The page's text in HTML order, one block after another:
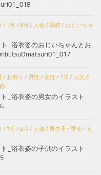
/ 7月 / 8月 / 人物/ 季節/ おじいちゃ
_浴衣姿のおじいちゃんとお
/ お祭り / 男性 / 女性 / 7月 / お父さ
_浴衣姿の男女のイラスト
/ 7月 / 8月 / 人物/ 男の子/ 季節/ 女
_浴衣姿の子供のイラスト